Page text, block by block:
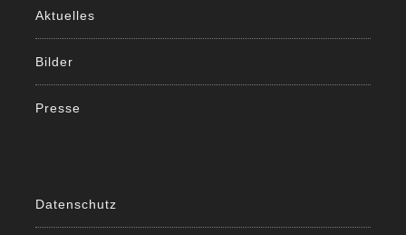
Aktuelles
Bilder
Presse
Datenschutz